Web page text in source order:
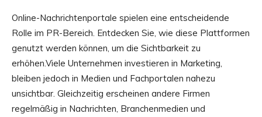
Online-Nachrichtenportale spielen eine entscheidende
Rolle im PR-Bereich. Entdecken Sie, wie diese Plattformen
genutzt werden können, um die Sichtbarkeit zu
erhöhen.Viele Unternehmen investieren in Marketing,
bleiben jedoch in Medien und Fachportalen nahezu
unsichtbar. Gleichzeitig erscheinen andere Firmen
regelmäßig in Nachrichten, Branchenmedien und